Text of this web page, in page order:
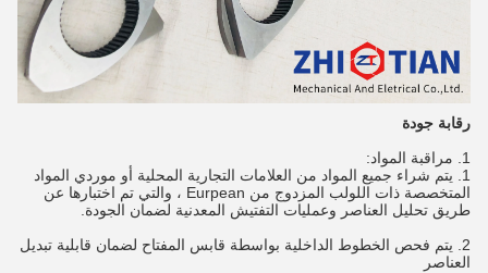
رقابة جودة
1. مراقبة المواد:
1. يتم شراء جميع المواد من العلامات التجارية المحلية أو موردي المواد
المتخصصة ذات اللولب المزدوج من Eurpean ، والتي تم اختبارها عن
طريق تحليل العناصر وعمليات التفتيش المعدنية لضمان الجودة.
2. يتم فحص الخطوط الداخلية بواسطة قابس المفتاح لضمان قابلية تبديل
العناصر